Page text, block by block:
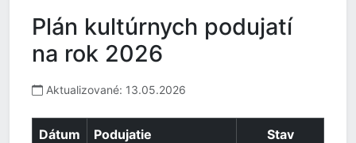
Plán kultúrnych podujatí
na rok 2026
Aktualizované: 13.05.2026
Dátum Podujatie Stav